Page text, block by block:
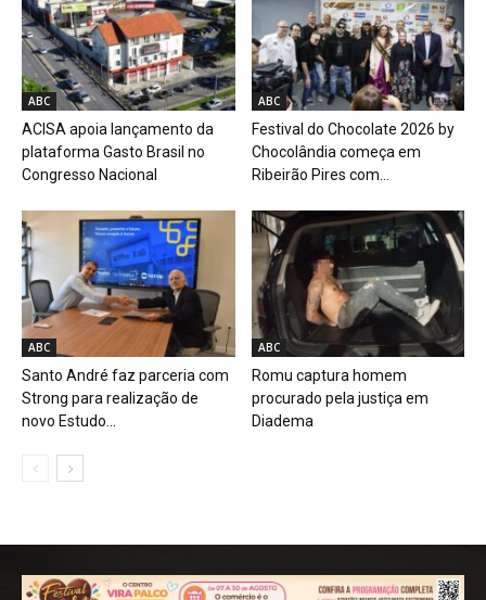
ABC
ACISA apoia lançamento da
plataforma Gasto Brasil no
Congresso Nacional
ABC
Festival do Chocolate 2026 by
Chocolândia começa em
Ribeirão Pires com...
ABC
Santo André faz parceria com
Strong para realização de
novo Estudo...
ABC
Romu captura homem
procurado pela justiça em
Diadema